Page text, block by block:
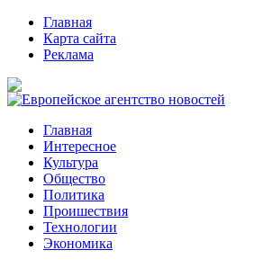
Главная
Карта сайта
Реклама
Главная
Интересное
Культура
Общество
Политика
Проишествия
Технологии
Экономика